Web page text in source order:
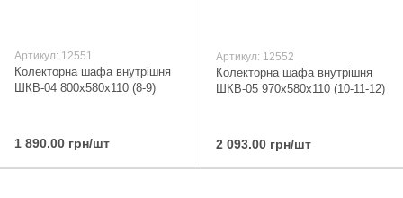
Артикул: 12551
Колекторна шафа внутрішня
ШКВ-04 800x580x110 (8-9)
1 890.00 грн/шт
Артикул: 12552
Колекторна шафа внутрішня
ШКВ-05 970x580x110 (10-11-12)
2 093.00 грн/шт